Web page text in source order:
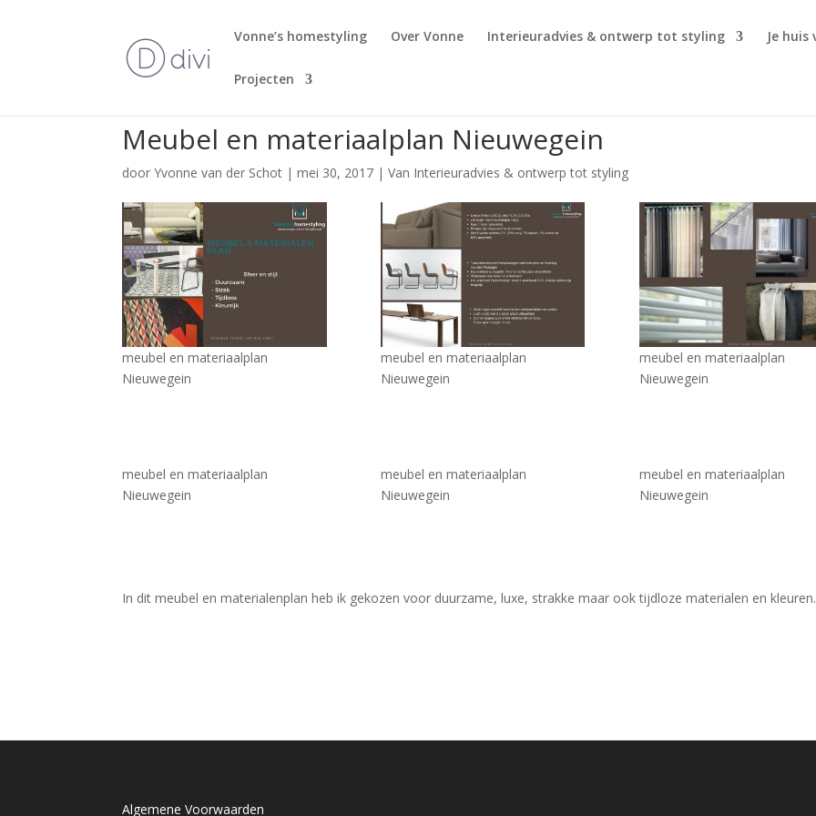
Vonne’s homestyling Over Vonne Interieuradvies & ontwerp tot styling Je huis
Projecten
Meubel en materiaalplan Nieuwegein
doorYvonne van der Schot |mei 30, 2017 |Van Interieuradvies & ontwerp tot styling
meubel en materiaalplan
Nieuwegein
meubel en materiaalplan
Nieuwegein
meubel en materiaalplan
Nieuwegein
meubel en materiaalplan
Nieuwegein
meubel en materiaalplan
Nieuwegein
meubel en materiaalplan
Nieuwegein
In dit meubel en materialenplan heb ik gekozen voor duurzame, luxe, strakke maar ook tijdloze materialen en kleuren.
Algemene Voorwaarden